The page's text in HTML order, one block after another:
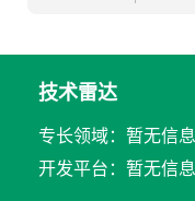
技术雷达
专长领域：暂无信息
开发平台：暂无信息